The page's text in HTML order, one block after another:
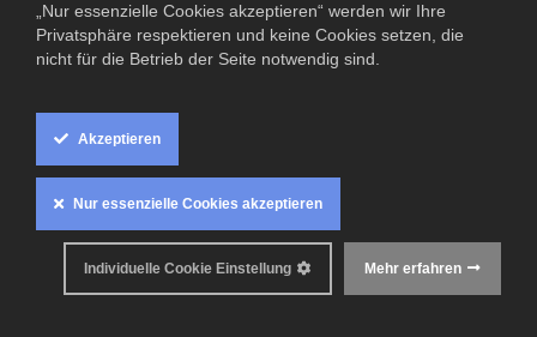
Alle Rechte Vorbehalten
„Nur essenzielle Cookies akzeptieren“ werden wir Ihre
Privatsphäre respektieren und keine Cookies setzen, die
nicht für die Betrieb der Seite notwendig sind.
Akzeptieren
Nur essenzielle Cookies akzeptieren
Mehr erfahren
Individuelle Cookie Einstellung